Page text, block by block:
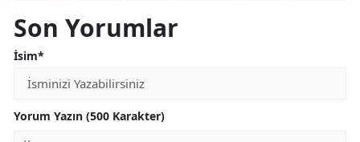
Son Yorumlar
İsim*
Yorum Yazın (500 Karakter)